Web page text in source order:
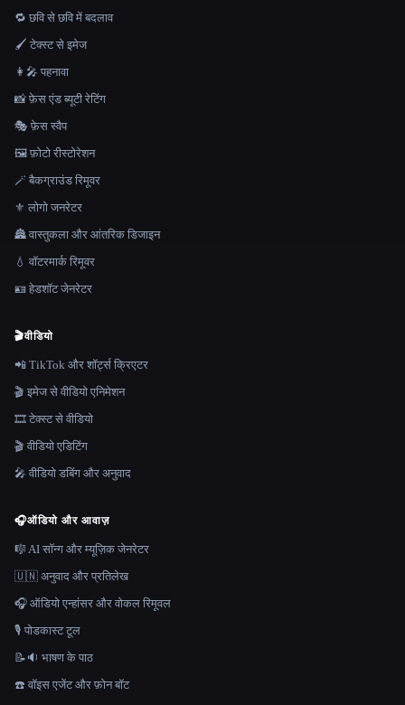
🔁 छवि से छवि में बदलाव
🖌️ टेक्स्ट से इमेज
👩‍🎤 पहनावा
📸 फ़ेस एंड ब्यूटी रेटिंग
🎭 फ़ेस स्वैप
🖼️ फ़ोटो रीस्टोरेशन
🪄 बैकग्राउंड रिमूवर
⚜️ लोगो जनरेटर
🏯 वास्तुकला और आंतरिक डिजाइन
💧 वॉटरमार्क रिमूवर
🪪 हेडशॉट जेनरेटर
🎬वीडियो
📲 TikTok और शॉर्ट्स क्रिएटर
🎬 इमेज से वीडियो एनिमेशन
🎞️ टेक्स्ट से वीडियो
🎬 वीडियो एडिटिंग
🎤 वीडियो डबिंग और अनुवाद
🎧ऑडियो और आवाज़
🎼 AI सॉन्ग और म्यूज़िक जेनरेटर
🇺🇳 अनुवाद और प्रतिलेख
🎧 ऑडियो एन्हांसर और वोकल रिमूवल
🎙️ पोडकास्ट टूल
📝🔉 भाषण के पाठ
☎️ वॉइस एजेंट और फ़ोन बॉट